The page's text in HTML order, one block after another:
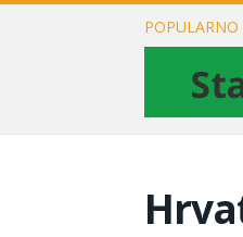
POPULARNO